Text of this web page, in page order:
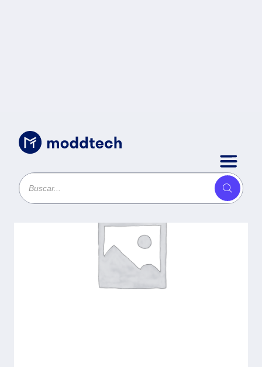
Sin categoría/Laptop Lenovo ThinkPad L16 Gen
Windows 11 Pro, 3 años de